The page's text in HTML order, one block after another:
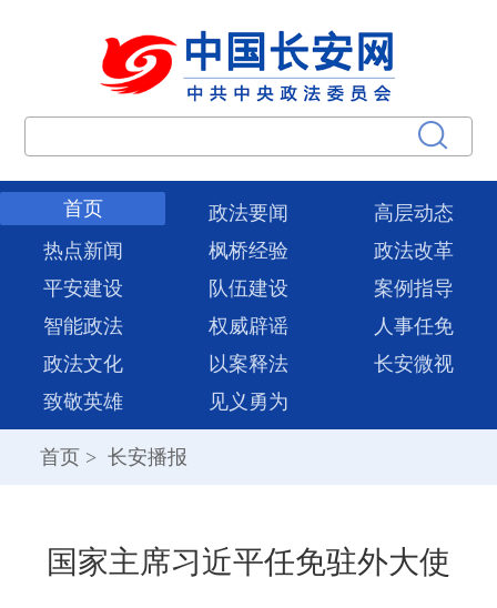
首页 政法要闻
高层动态
热点新闻
枫桥经验
政法改革
平安建设
队伍建设
案例指导
智能政法
权威辟谣
人事任免
政法文化
以案释法
长安微视
致敬英雄
见义勇为
首页 > 长安播报
国家主席习近平任免驻外大使